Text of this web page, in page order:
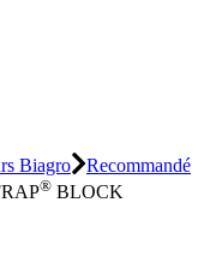
Biagro
Recommandé
® BLOCK